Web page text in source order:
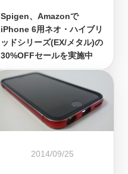
Spigen、Amazonで
iPhone 6用ネオ・ハイブリ
ッドシリーズ(EX/メタル)の
30%OFFセールを実施中
2014/09/25